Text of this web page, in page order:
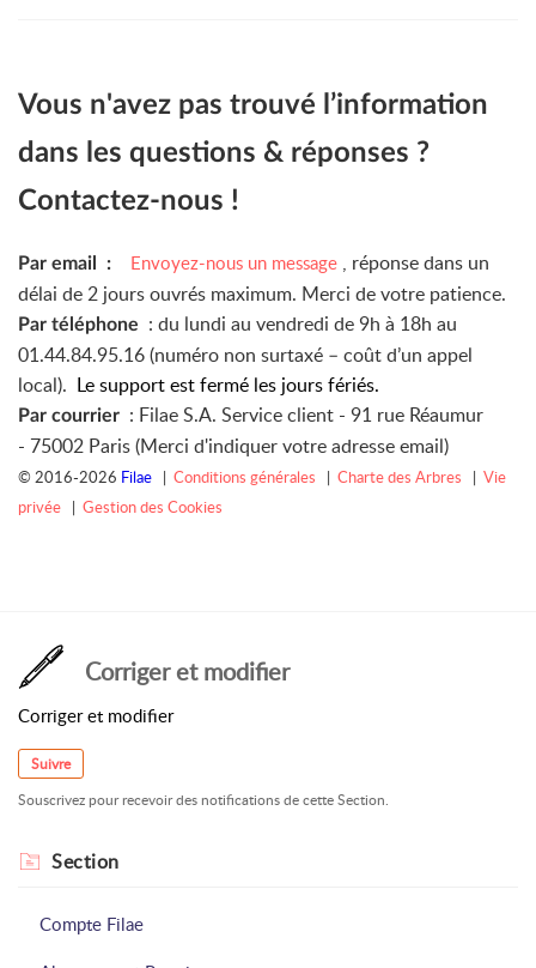
Vous n'avez pas trouvé l’information
dans les questions & réponses ?
Contactez-nous !
Par email : Envoyez-nous un message , réponse dans un
délai de 2 jours ouvrés maximum. Merci de votre patience.
Par téléphone : du lundi au vendredi de 9h à 18h au
01.44.84.95.16 (numéro non surtaxé – coût d’un appel
local). Le support est fermé les jours fériés.
Par courrier : Filae S.A. Service client - 91 rue Réaumur
- 75002 Paris (Merci d'indiquer votre adresse email)
© 2016-2026 Filae | Conditions générales | Charte des Arbres | Vie
privée | Gestion des Cookies
Corriger et modifier
Corriger et modifier
Suivre
Souscrivez pour recevoir des notifications de cette Section.
Section
Compte Filae